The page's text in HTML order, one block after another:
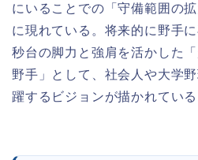
にいることでの「守備範囲の
に現れている。将来的に野手
秒台の脚力と強肩を活かした
野手」として、社会人や大学
躍するビジョンが描かれている